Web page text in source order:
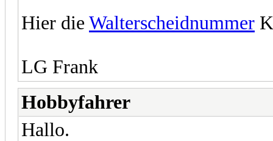
Hier die Walterscheidnummer
LG Frank
Hobbyfahrer
Hallo.